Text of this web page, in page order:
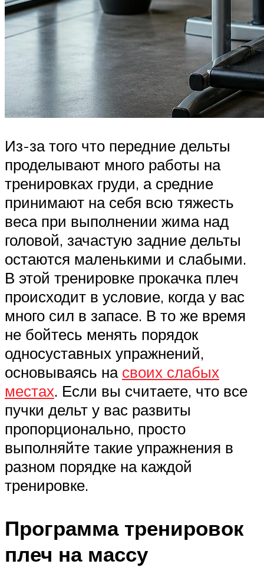
Из-за того что передние дельты
проделывают много работы на
тренировках груди, а средние
принимают на себя всю тяжесть
веса при выполнении жима над
головой, зачастую задние дельты
остаются маленькими и слабыми.
В этой тренировке прокачка плеч
происходит в условие, когда у вас
много сил в запасе. В то же время
не бойтесь менять порядок
односуставных упражнений,
основываясь на своих слабых
местах. Если вы считаете, что все
пучки дельт у вас развиты
пропорционально, просто
выполняйте такие упражнения в
разном порядке на каждой
тренировке.
Программа тренировок
плеч на массу